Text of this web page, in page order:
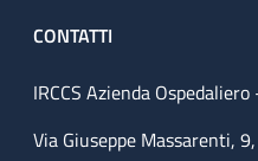
CONTATTI
IRCCS Azienda
Via Giuseppe Massarenti,